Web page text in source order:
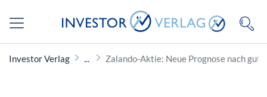
Investor Verlag Zalando-Aktie: Neue Prognose nach